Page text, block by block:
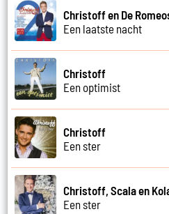
Christoff en De
Een laatste nacht
Christoff
Een optimist
Christoff
Een ster
Christoff, Scala en
Een ster